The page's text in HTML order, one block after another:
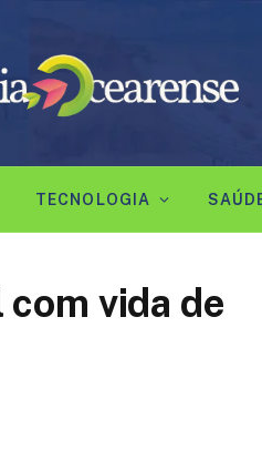
TECNOLOGIA
vida de